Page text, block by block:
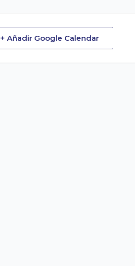
+ Añadir Google Calendar